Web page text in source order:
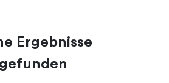
Ergebnisse
gefunden